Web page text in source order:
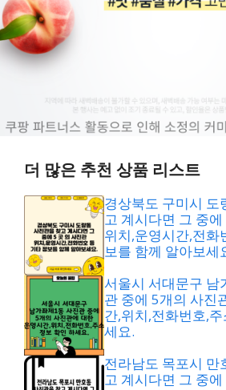
더 많은 추천 상품 리스트
경상북도 구미시 도
고 계시다면 그 중
위치,운영시간,전화
보를 함께 알아보세
서울시 서대문구 남
관 중에 5개의 사진
간,위치,전화번호,
세요.
전라남도 목포시 만
고 계시다면 그 중